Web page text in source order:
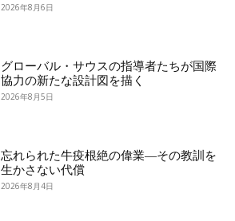
2026年8月6日
グローバル・サウスの指導者たちが国際
協力の新たな設計図を描く
2026年8月5日
忘れられた牛疫根絶の偉業―その教訓を
生かさない代償
2026年8月4日